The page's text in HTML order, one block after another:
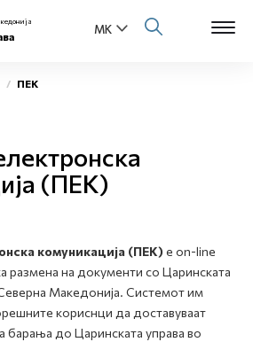
Open
ПЕК
(ПЕК)
комуникација (ПЕК) е on-line
размена на документи со Царинската
Македонија. Системот им
кориснци да доставуваат
барања до Царинската управа во